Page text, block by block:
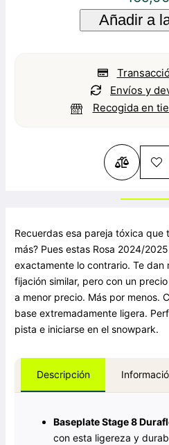
0
Añadir a
Envíos y
Recogida en
Recuerdas esa pareja tóxica
más? Pues estas Rosa 2024/
exactamente lo contrario. Te dan
fijación similar, pero con un
a menor precio. Más por menos.
base extremadamente ligera.
pista e iniciarse en el snowpark.
Descripción
Baseplate Stage 8
con esta ligereza y